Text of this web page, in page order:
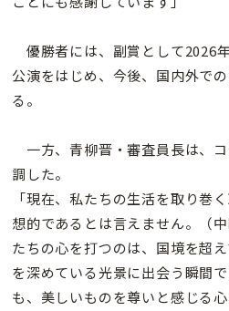
優勝者には、副賞として2026
公演をはじめ、今後、国内外で
る。
一方、青柳晋・審査員長は、
調した。
「現在、私たちの生活を取り巻
想的であるとは言えません。（
たちの心を打つのは、国境を超
を深めている光景に出会う瞬間
も、美しいものを尊いと感じる